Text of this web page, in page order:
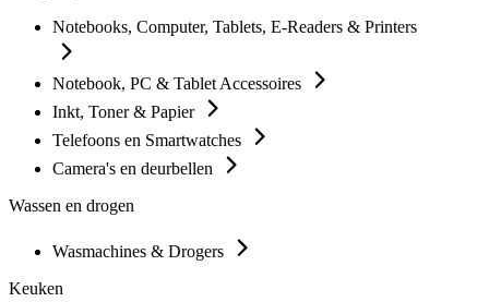
Notebooks, Computer, Tablets, E-Readers & Printers
Notebook, PC & Tablet Accessoires
Inkt, Toner & Papier
Telefoons en Smartwatches
Camera's en deurbellen
Wassen en drogen
Wasmachines & Drogers
Keuken